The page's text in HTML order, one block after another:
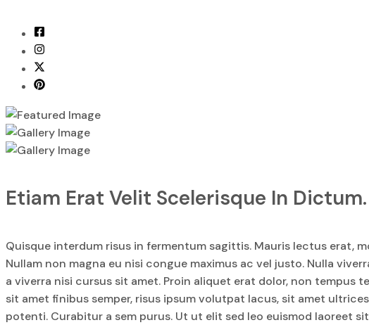
Etiam Erat Velit Scelerisque In Dictum.
Quisque interdum risus in fermentum sagittis. Mauris lectus erat,
Nullam non magna eu nisi congue maximus ac vel justo. Nulla
a viverra nisi cursus sit amet. Proin aliquet erat dolor, non tempus
sit amet finibus semper, risus ipsum volutpat lacus, sit amet
potenti. Curabitur a sem purus. Ut ut elit sed leo euismod laoreet